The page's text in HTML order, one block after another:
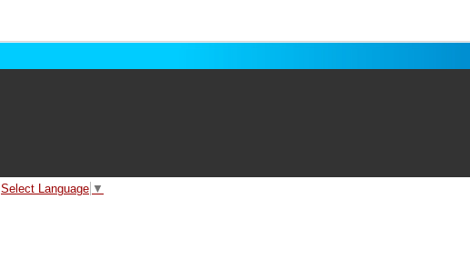
Select Language ▼